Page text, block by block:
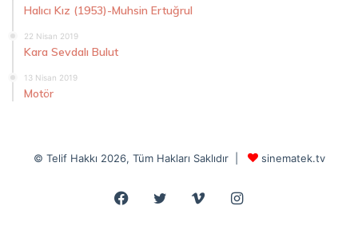
Halıcı Kız (1953)-Muhsin Ertuğrul
22 Nisan 2019
Kara Sevdalı Bulut
13 Nisan 2019
Motör
© Telif Hakkı 2026, Tüm Hakları Saklıdır | sinematek.tv
Facebook
Twitter VimeoInstagram